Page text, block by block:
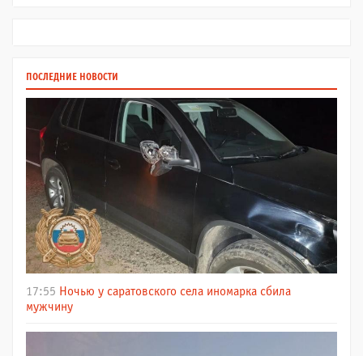
ПОСЛЕДНИЕ НОВОСТИ
17:55 Ночью у саратовского села иномарка сбила
мужчину